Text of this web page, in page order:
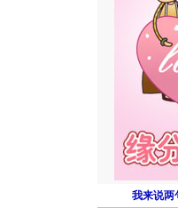
我来说两